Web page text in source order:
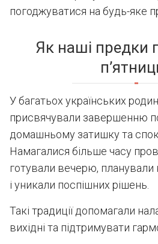
погоджуватися на будь-яке
Як наші предки
У багатьох українських
присвячували завершенню
домашньому затишку та
Намагалися більше часу
готували вечерю,
і уникали поспішних рішень.
Такі традиції допомагали
вихідні та підтримувати